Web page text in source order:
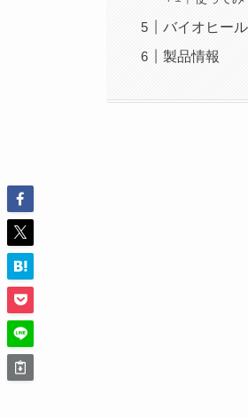
バイオヒー
製品情報